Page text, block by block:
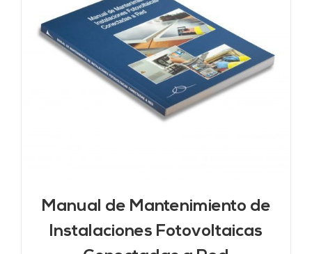
Manual de Mantenimiento de
Instalaciones Fotovoltaicas